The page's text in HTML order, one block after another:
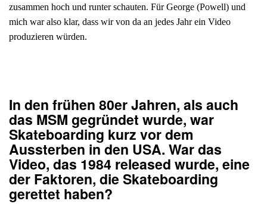
zusammen hoch und runter schauten. Für George (Powell) und
mich war also klar, dass wir von da an jedes Jahr ein Video
produzieren würden.
In den frühen 80er Jahren, als auch
das MSM gegründet wurde, war
Skateboarding kurz vor dem
Aussterben in den USA. War das
Video, das 1984 released wurde, eine
der Faktoren, die Skateboarding
gerettet haben?